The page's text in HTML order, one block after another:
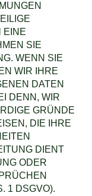
EINE
SIE
WENN SIE
WIR IHRE
DATEN
DENN, WIR
GRÜNDE
DIE IHRE
DIENT
ODER
1 DSGVO).